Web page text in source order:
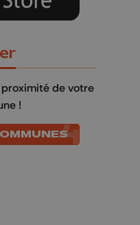
de votre
!